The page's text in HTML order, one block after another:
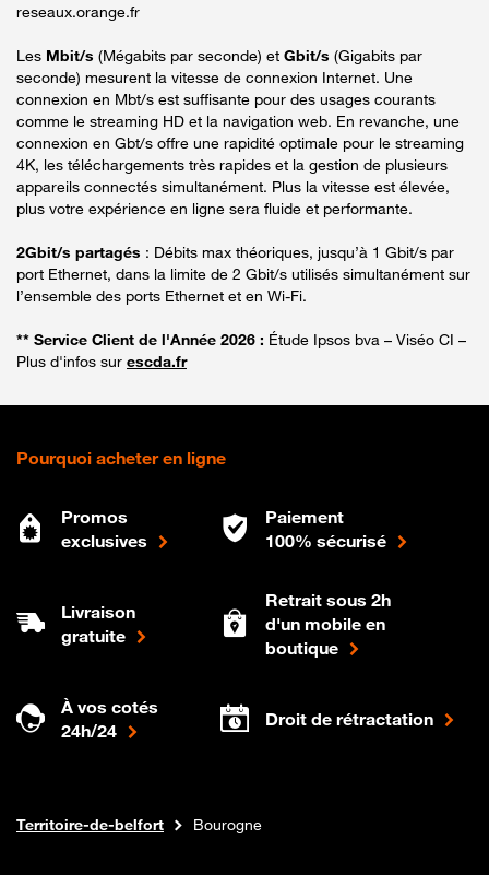
reseaux.orange.fr
Les Mbit/s (Mégabits par seconde) et Gbit/s (Gigabits par
seconde) mesurent la vitesse de connexion Internet. Une
connexion en Mbt/s est suffisante pour des usages courants
comme le streaming HD et la navigation web. En revanche, une
connexion en Gbt/s offre une rapidité optimale pour le streaming
4K, les téléchargements très rapides et la gestion de plusieurs
appareils connectés simultanément. Plus la vitesse est élevée,
plus votre expérience en ligne sera fluide et performante.
2Gbit/s partagés : Débits max théoriques, jusqu’à 1 Gbit/s par
port Ethernet, dans la limite de 2 Gbit/s utilisés simultanément sur
l’ensemble des ports Ethernet et en Wi-Fi.
** Service Client de l'Année 2026 : Étude Ipsos bva – Viséo CI –
Plus d'infos sur escda.fr
Pourquoi acheter en ligne
Promos
exclusives
Paiement
100% sécurisé
Livraison
gratuite
Retrait sous 2h
d'un mobile en
boutique
À vos cotés
24h/24
Droit de rétractation
Boutique Orange
Internet fibreBourgogne-franche-comte
Territoire-de-belfort Bourogne